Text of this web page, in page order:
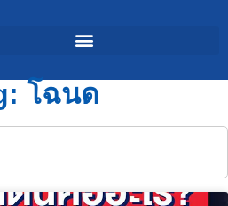
โฉนด